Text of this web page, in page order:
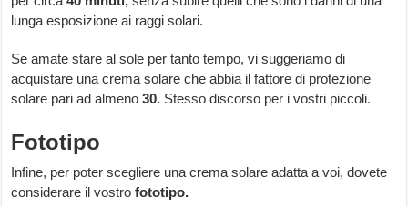
lunga esposizione ai raggi solari.
Se amate stare al sole per tanto tempo, vi suggeriamo di
acquistare una crema solare che abbia il fattore di protezione
solare pari ad almeno 30. Stesso discorso per i vostri piccoli.
Fototipo
Infine, per poter scegliere una crema solare adatta a voi, dovete
considerare il vostro fototipo.